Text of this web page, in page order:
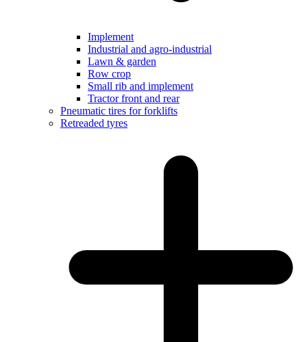
Implement
Industrial and agro-industrial
Lawn & garden
Row crop
Small rib and implement
Tractor front and rear
Pneumatic tires for forklifts
Retreaded tyres